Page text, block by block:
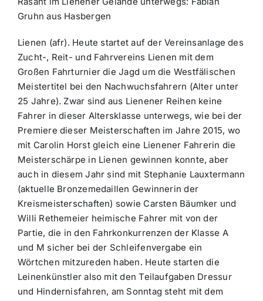
Gruhn aus Hasbergen
Lienen (afr). Heute startet auf der Vereinsanlage des
Zucht-, Reit- und Fahrvereins Lienen mit dem
Großen Fahrturnier die Jagd um die Westfälischen
Meistertitel bei den Nachwuchsfahrern (Alter unter
25 Jahre). Zwar sind aus Lienener Reihen keine
Fahrer in dieser Altersklasse unterwegs, wie bei der
Premiere dieser Meisterschaften im Jahre 2015, wo
mit Carolin Horst gleich eine Lienener Fahrerin die
Meisterschärpe in Lienen gewinnen konnte, aber
auch in diesem Jahr sind mit Stephanie Lauxtermann
(aktuelle Bronzemedaillen Gewinnerin der
Kreismeisterschaften) sowie Carsten Bäumker und
Willi Rethemeier heimische Fahrer mit von der
Partie, die in den Fahrkonkurrenzen der Klasse A
und M sicher bei der Schleifenvergabe ein
Wörtchen mitzureden haben. Heute starten die
Leinenkünstler also mit den Teilaufgaben Dressur
und Hindernisfahren, am Sonntag steht mit dem